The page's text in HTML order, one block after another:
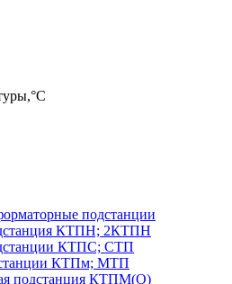
подстанции
КТПН; 2КТПН
КТПС; СТП
КТПм; МТП
подстанция КТПМ(О)